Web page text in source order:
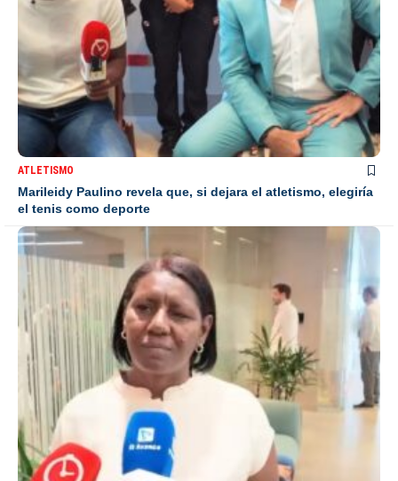
ATLETISMO
Marileidy Paulino revela que, si dejara el atletismo, elegiría
el tenis como deporte